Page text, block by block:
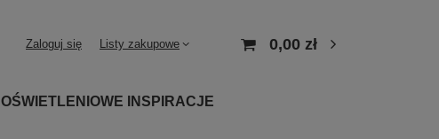
Zaloguj się Listy zakupowe 0,00 zł
OŚWIETLENIOWE INSPIRACJE